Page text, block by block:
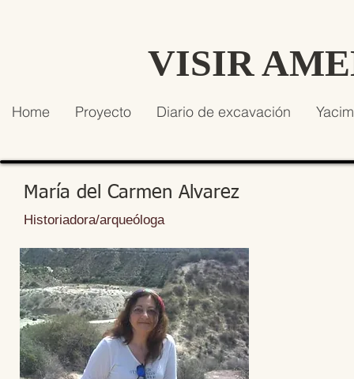
VISIR
Home Proyecto Diario de excavación
María del Carmen Alvarez
Historiadora/arqueóloga